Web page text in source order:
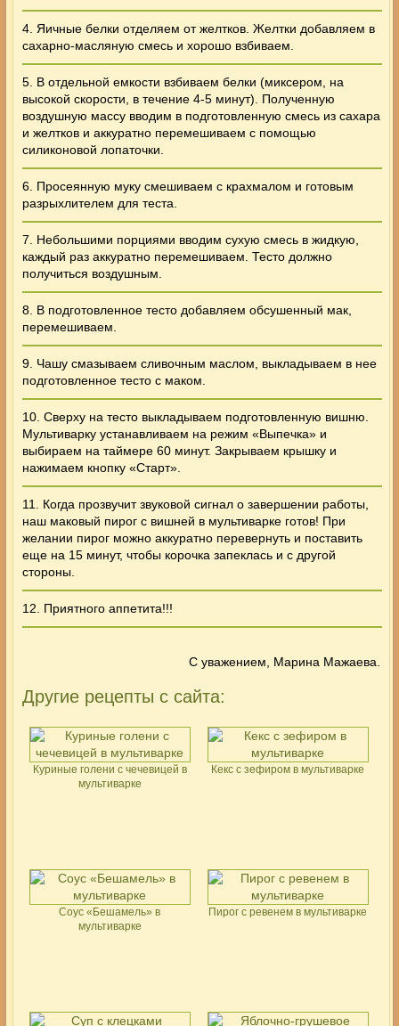
4. Яичные белки отделяем от желтков. Желтки добавляем в
сахарно-масляную смесь и хорошо взбиваем.
5. В отдельной емкости взбиваем белки (миксером, на
высокой скорости, в течение 4-5 минут). Полученную
воздушную массу вводим в подготовленную смесь из сахара
и желтков и аккуратно перемешиваем с помощью
силиконовой лопаточки.
6. Просеянную муку смешиваем с крахмалом и готовым
разрыхлителем для теста.
7. Небольшими порциями вводим сухую смесь в жидкую,
каждый раз аккуратно перемешиваем. Тесто должно
получиться воздушным.
8. В подготовленное тесто добавляем обсушенный мак,
перемешиваем.
9. Чашу смазываем сливочным маслом, выкладываем в нее
подготовленное тесто с маком.
10. Сверху на тесто выкладываем подготовленную вишню.
Мультиварку устанавливаем на режим «Выпечка» и
выбираем на таймере 60 минут. Закрываем крышку и
нажимаем кнопку «Старт».
11. Когда прозвучит звуковой сигнал о завершении работы,
наш маковый пирог с вишней в мультиварке готов! При
желании пирог можно аккуратно перевернуть и поставить
еще на 15 минут, чтобы корочка запеклась и с другой
стороны.
12. Приятного аппетита!!!
С уважением, Марина Мажаева.
Другие рецепты с сайта:
Куриные голени с чечевицей в
мультиварке
Кекс с зефиром в мультиварке
Соус «Бешамель» в
мультиварке
Пирог с ревенем в мультиварке